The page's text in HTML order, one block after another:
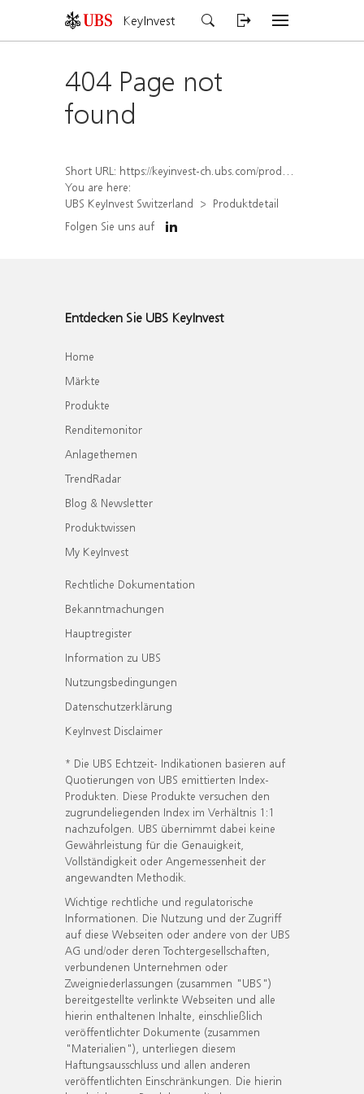
KeyInvest
404 Page not
found
Short URL: https://keyinvest-ch.ubs.com/produkt/detail/index/isin/CH1570527882
You are here:
UBS KeyInvest Switzerland
Produktdetail
Folgen Sie uns auf
Entdecken Sie UBS KeyInvest
Home
Märkte
Produkte
Renditemonitor
Anlagethemen
TrendRadar
Blog & Newsletter
Produktwissen
My KeyInvest
Rechtliche Dokumentation
Bekanntmachungen
Hauptregister
Information zu UBS
Nutzungsbedingungen
Datenschutzerklärung
KeyInvest Disclaimer
* Die UBS Echtzeit- Indikationen basieren auf
Quotierungen von UBS emittierten Index-
Produkten. Diese Produkte versuchen den
zugrundeliegenden Index im Verhältnis 1:1
nachzufolgen. UBS übernimmt dabei keine
Gewährleistung für die Genauigkeit,
Vollständigkeit oder Angemessenheit der
angewandten Methodik.
Wichtige rechtliche und regulatorische
Informationen. Die Nutzung und der Zugriff
auf diese Webseiten oder andere von der UBS
AG und/oder deren Tochtergesellschaften,
verbundenen Unternehmen oder
Zweigniederlassungen (zusammen "UBS")
bereitgestellte verlinkte Webseiten und alle
hierin enthaltenen Inhalte, einschließlich
veröffentlichter Dokumente (zusammen
"Materialien"), unterliegen diesem
Haftungsausschluss und allen anderen
veröffentlichten Einschränkungen. Die hierin